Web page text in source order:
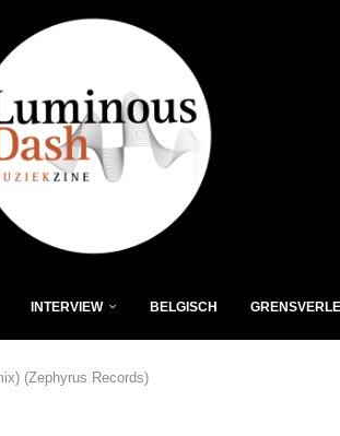
INTERVIEW BELGISCH
(Zephyrus Records)